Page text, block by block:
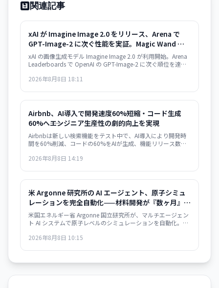
関連記事
xAI が Imagine Image 2.0 をリリース、Arena で
GPT-Image-2 に次ぐ性能を実証。Magic Wand な
ど高度な編集機能も搭載
xAI の画像生成モデル Imagine Image 2.0 が利用開始。Arena
Leaderboards で OpenAI の GPT-Image-2 に次ぐ順位を達成
ルを備えている。Grok で即利用可能、API は近日提供予定。
2026年8月8日 18:11
Airbnb、AI導入で開発速度60%短縮・コード生成
60%へ――エンジニア生産性の劇的向上を実現
Airbnbは新しい検索機能をテスト中で、AI導入により開発時
間を60%削減、コードの60%をAIが生成、機能リリース数が
2026年8月8日 14:19
米 Argonne 研究所の AI エージェント、原子シミュ
レーションを完全自動化——材料開発が『数ヶ月』か
ら『数日』へ
米国エネルギー省 Argonne 国立研究所が、マルチエージェン
ト AI システムで原子レベルのシミュレーションを自動化。従
り、バッテリー・航空宇宙・電子部品分野での新材料開発が
2026年8月8日 10:15